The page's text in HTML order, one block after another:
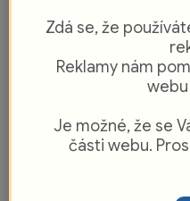
Zdá se, že
Reklamy nám
Je možné, že se
části webu.